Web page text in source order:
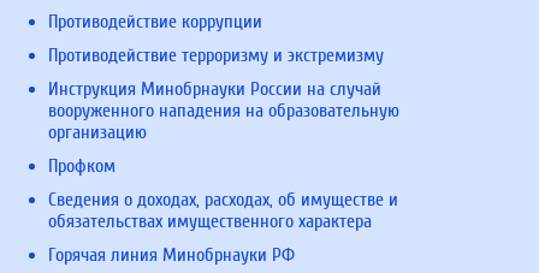
Противодействие коррупции
Противодействие терроризму и экстремизму
Инструкция Минобрнауки России на случай
вооруженного нападения на образовательную
организацию
Профком
Сведения о доходах, расходах, об имуществе и
обязательствах имущественного характера
Горячая линия Минобрнауки РФ